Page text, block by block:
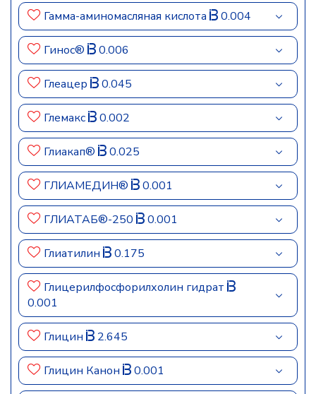
Гамма-аминомасляная кислота 0.004
Гинос® 0.006
Глеацер 0.045
Глемакс 0.002
Глиакап® 0.025
ГЛИАМЕДИН® 0.001
ГЛИАТАБ®-250 0.001
Глиатилин 0.175
Глицерилфосфорилхолин гидрат
0.001
Глицин 2.645
Глицин Канон 0.001